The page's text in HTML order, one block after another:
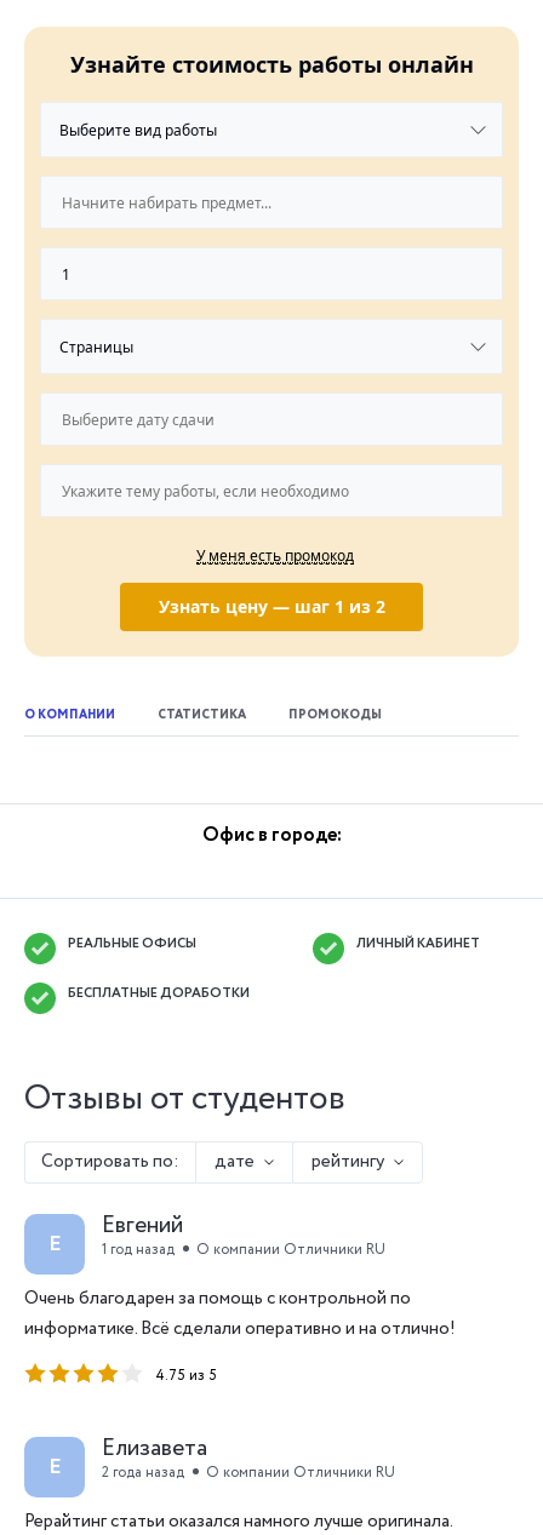
О КОМПАНИИ СТАТИСТИКА ПРОМОКОДЫ
Офис в городе:
РЕАЛЬНЫЕ ОФИСЫ ЛИЧНЫЙ КАБИНЕТ
БЕСПЛАТНЫЕ ДОРАБОТКИ
Отзывы от студентов
Сортировать по: дате рейтингу
Е
Евгений
1 год назад О компании Отличники RU
4.75 из 5
Очень благодарен за помощь с контрольной по
информатике. Всё сделали оперативно и на отлично!
Е
Елизавета
2 года назад О компании Отличники RU
Рерайтинг статьи оказался намного лучше оригинала.
Узнайте стоимость работы онлайн
У меня есть промокод
Узнать цену — шаг 1 из 2